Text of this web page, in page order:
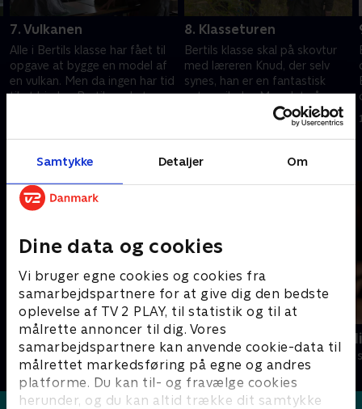
Samtykke Detaljer Om
Dine data og cookies
Vi bruger egne cookies og cookies fra
samarbejdspartnere for at give dig den bedste
oplevelse af TV 2 PLAY, til statistik og til at
målrette annoncer til dig. Vores
samarbejdspartnere kan anvende cookie-data til
målrettet markedsføring på egne og andres
platforme. Du kan til- og fravælge cookies
herunder, og du kan altid trække dit samtykke
7. Vulkanen
Alle i Bertils klasse har fået til
opgave at bygge en model af
en vulkan. Men da ingen har tid
til at hjælpe Bertil med at
8. Klasseturen
Bertils klasse skal på skovtur
med læreren Knud, der selv
synes, han er en fantastisk
naturvejleder. Men det går
1. december 2020 • 10 min
Andre så også
Spørg bæltetasken
Børneserier • 1 sæsoner Børneserier • 1